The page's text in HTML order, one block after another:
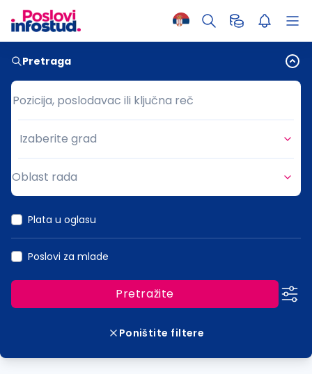
Pretraga
Pozicija, poslodavac ili ključna reč
Pozicija, poslodavac ili ključna reč
Grad
Izaberite grad
Oblast rada
Plata u oglasu
Poslovi za mlade
Pretražite
Poništite filtere